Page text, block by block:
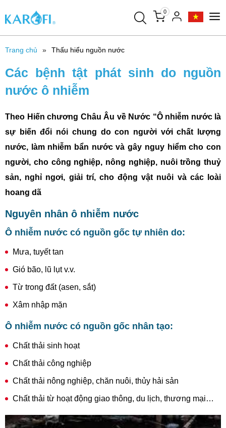
0
Trang chủ Thấu hiểu nguồn nước
Các bệnh tật phát sinh do nguồn
nước ô nhiễm
Theo Hiến chương Châu Âu về Nước “Ô nhiễm nước là
sự biến đổi nói chung do con người với chất lượng
nước, làm nhiễm bẩn nước và gây nguy hiểm cho con
người, cho công nghiệp, nông nghiệp, nuôi trồng thuỷ
sản, nghỉ ngơi, giải trí, cho động vật nuôi và các loài
hoang dã
Nguyên nhân ô nhiễm nước
Ô nhiễm nước có nguồn gốc tự nhiên do:
Mưa, tuyết tan
Gió bão, lũ lụt v.v.
Từ trong đất (asen, sắt)
Xâm nhập mặn
Ô nhiễm nước có nguồn gốc nhân tạo:
Chất thải sinh hoạt
Chất thải công nghiệp
Chất thải nông nghiệp, chăn nuôi, thủy hải sản
Chất thải từ hoạt động giao thông, du lịch, thương mại…